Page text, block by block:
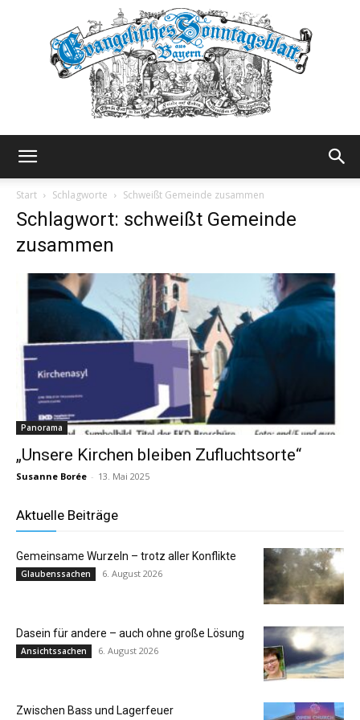
Start Schlagworte Schweißt Gemeinde zusammen
Schlagwort: schweißt Gemeinde
zusammen
Panorama
„Unsere Kirchen bleiben Zufluchtsorte“
Susanne Borée - 13. Mai 2025
Aktuelle Beiträge
Gemeinsame Wurzeln – trotz aller Konflikte
Glaubenssachen 6. August 2026
Dasein für andere – auch ohne große Lösung
Ansichtssachen 6. August 2026
Zwischen Bass und Lagerfeuer